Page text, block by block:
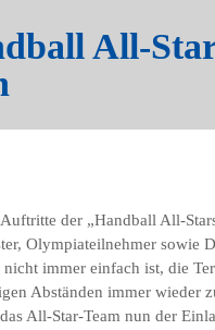
All-
der „Handball All-
Olympiateilnehmer sowie
nicht immer einfach ist, die
Abständen immer wieder
All-Star-Team nun der